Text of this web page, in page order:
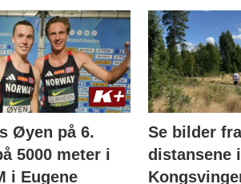
Øyen på 6.
5000 meter i
i Eugene
Se bilder
distansene i